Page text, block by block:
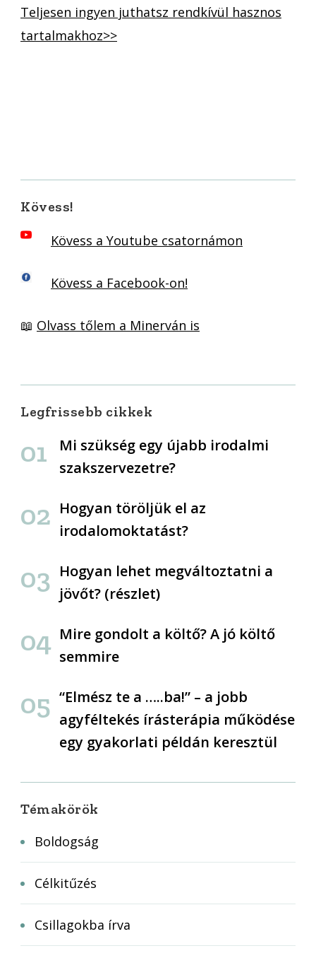
Teljesen ingyen juthatsz rendkívül hasznos
tartalmakhoz>>
Kövess!
Kövess a Youtube csatornámon
Kövess a Facebook-on!
📖 Olvass tőlem a Minerván is
Legfrissebb cikkek
Mi szükség egy újabb irodalmi
szakszervezetre?
Hogyan töröljük el az
irodalomoktatást?
Hogyan lehet megváltoztatni a
jövőt? (részlet)
Mire gondolt a költő? A jó költő
semmire
“Elmész te a …..ba!” – a jobb
agyféltekés írásterápia működése
egy gyakorlati példán keresztül
Témakörök
Boldogság
Célkitűzés
Csillagokba írva